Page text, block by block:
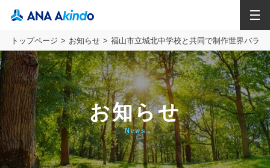
トップページ お知らせ 福山市立城北中学校と共同で制作世界バラ
お知らせ
News